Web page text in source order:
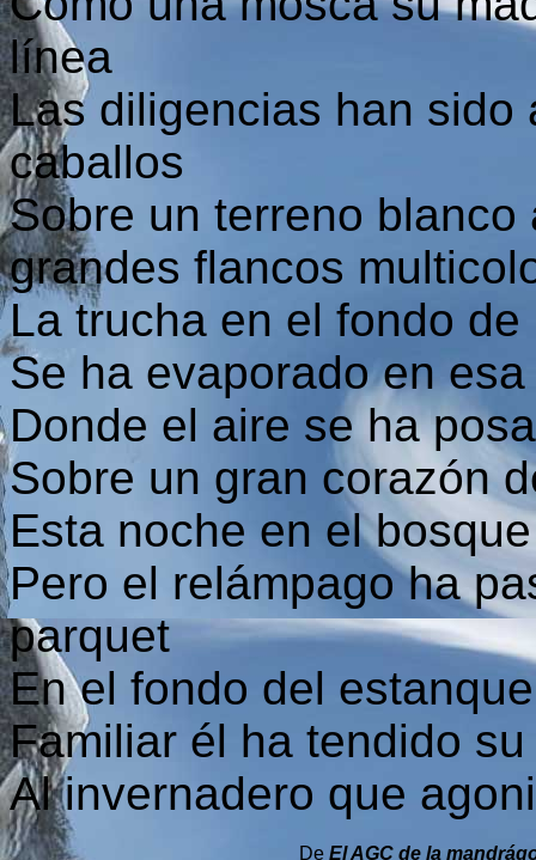
línea
Las diligencias han sido
caballos
Sobre un terreno
grandes flancos
La trucha en el fondo
Se ha evaporado en
Donde el aire se ha
Sobre un gran corazón
Esta noche en el
Pero el relámpago ha
parquet
En el fondo del
Familiar él ha tendido
Al invernadero que
De El AGC de la